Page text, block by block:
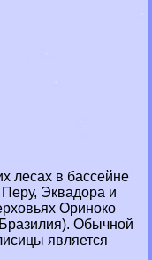
лесах в бассейне
Эквадора и
Ориноко
Обычной
является